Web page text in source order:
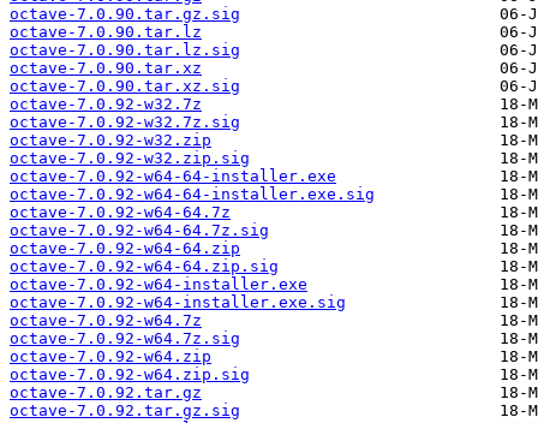
octave-7.0.90.tar.gz.sig
octave-7.0.90.tar.lz
octave-7.0.90.tar.lz.sig
octave-7.0.90.tar.xz
octave-7.0.90.tar.xz.sig
octave-7.0.92-w32.7z
octave-7.0.92-w32.7z.sig
octave-7.0.92-w32.zip
octave-7.0.92-w32.zip.sig
octave-7.0.92-w64-64-installer.exe
octave-7.0.92-w64-64-installer.exe.sig
octave-7.0.92-w64-64.7z
octave-7.0.92-w64-64.7z.sig
octave-7.0.92-w64-64.zip
octave-7.0.92-w64-64.zip.sig
octave-7.0.92-w64-installer.exe
octave-7.0.92-w64-installer.exe.sig
octave-7.0.92-w64.7z
octave-7.0.92-w64.7z.sig
octave-7.0.92-w64.zip
octave-7.0.92-w64.zip.sig
octave-7.0.92.tar.gz
octave-7.0.92.tar.gz.sig